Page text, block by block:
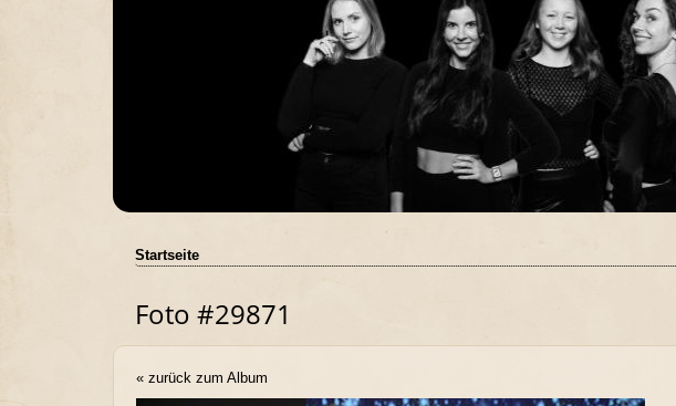
Startseite
Foto #29871
« zurück zum Album